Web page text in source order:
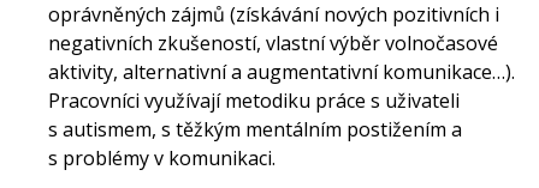
oprávněných zájmů (získávání nových pozitivních i
negativních zkušeností, vlastní výběr volnočasové
aktivity, alternativní a augmentativní komunikace…).
Pracovníci využívají metodiku práce s uživateli
s autismem, s těžkým mentálním postižením a
s problémy v komunikaci.